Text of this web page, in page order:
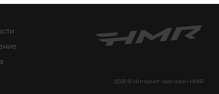
2026 © Интернет-магазин HMR